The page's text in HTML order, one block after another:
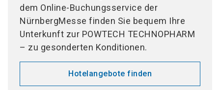
dem Online-Buchungsservice der
NürnbergMesse finden Sie bequem Ihre
Unterkunft zur POWTECH TECHNOPHARM
– zu gesonderten Konditionen.
Hotelangebote finden